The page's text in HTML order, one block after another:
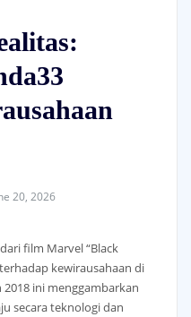
20, 2026
film Marvel “Black
kewirausahaan di
ini menggambarkan
secara teknologi dan